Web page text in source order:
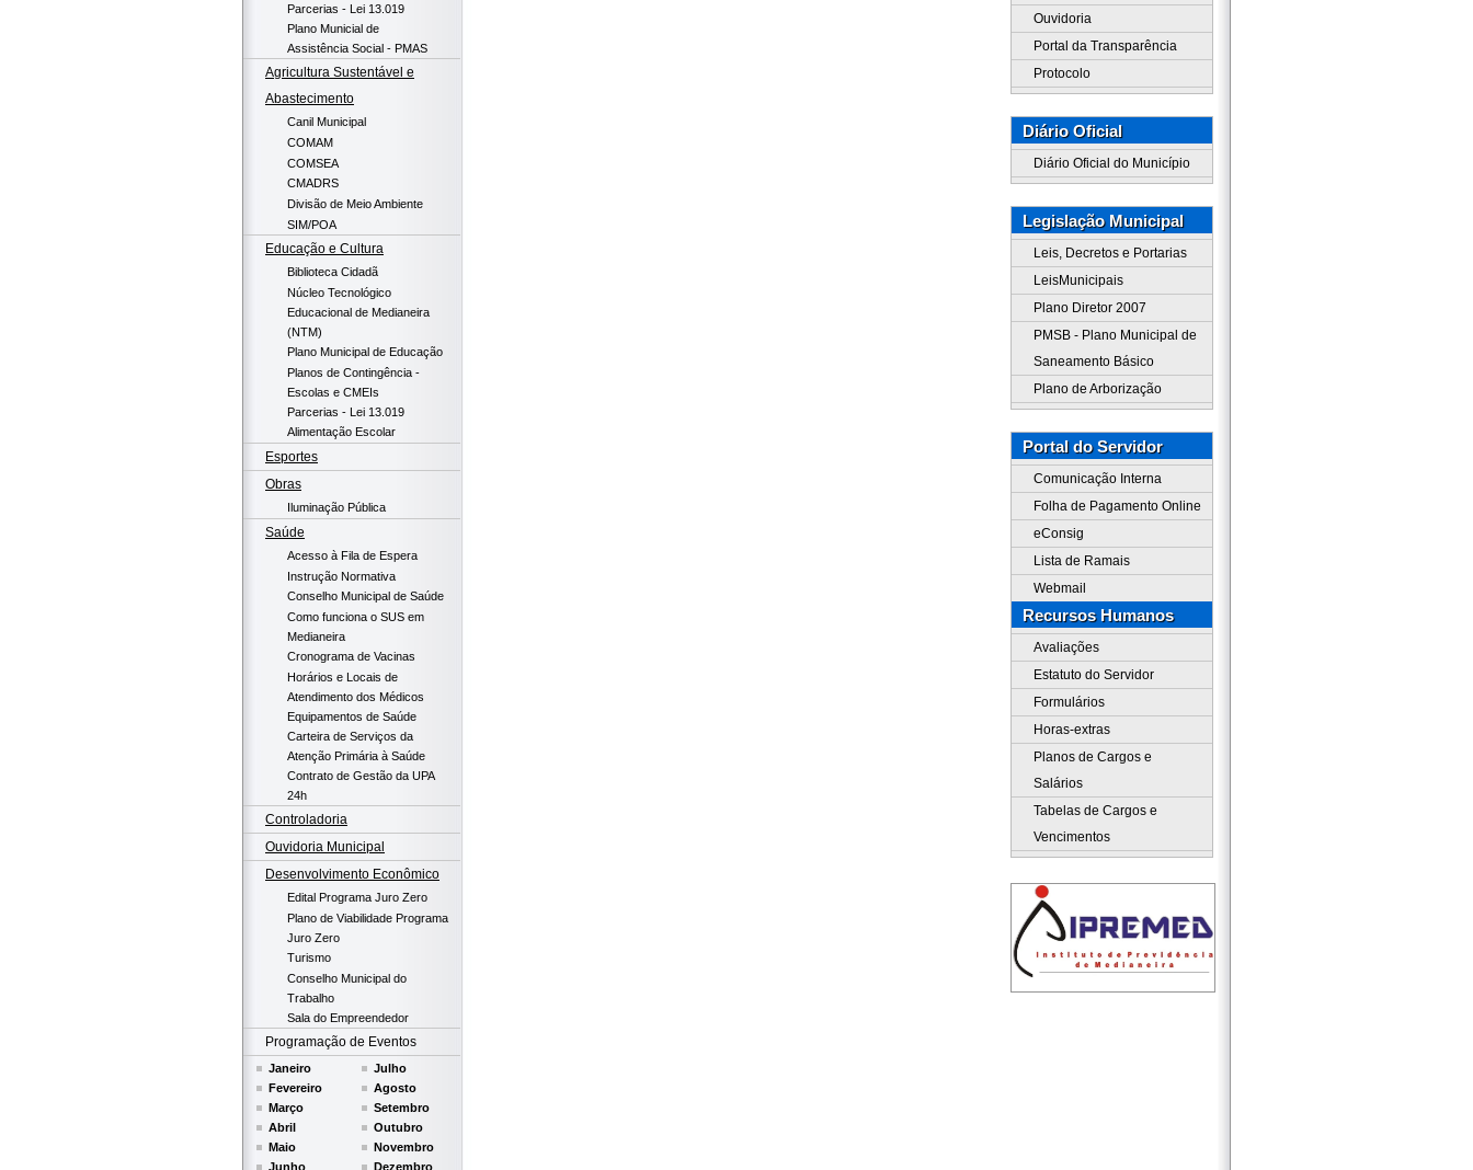
Parcerias - Lei 13.019
Plano Municial de
Assistência Social - PMAS
Agricultura Sustentável e
Abastecimento
Canil Municipal
COMAM
COMSEA
CMADRS
Divisão de Meio Ambiente
SIM/POA
Educação e Cultura
Biblioteca Cidadã
Núcleo Tecnológico
Educacional de Medianeira
(NTM)
Plano Municipal de Educação
Planos de Contingência -
Escolas e CMEIs
Parcerias - Lei 13.019
Alimentação Escolar
Esportes
Obras
Iluminação Pública
Saúde
Acesso à Fila de Espera
Instrução Normativa
Conselho Municipal de Saúde
Como funciona o SUS em
Medianeira
Cronograma de Vacinas
Horários e Locais de
Atendimento dos Médicos
Equipamentos de Saúde
Carteira de Serviços da
Atenção Primária à Saúde
Contrato de Gestão da UPA
24h
Controladoria
Ouvidoria Municipal
Desenvolvimento Econômico
Edital Programa Juro Zero
Plano de Viabilidade Programa
Juro Zero
Turismo
Conselho Municipal do
Trabalho
Sala do Empreendedor
Programação de Eventos
Janeiro
Fevereiro
Março
Abril
Maio
Junho
Julho
Agosto
Setembro
Outubro
Novembro
Dezembro
Ouvidoria
Portal da Transparência
Protocolo
Diário Oficial
Diário Oficial do Município
Legislação Municipal
Leis, Decretos e Portarias
LeisMunicipais
Plano Diretor 2007
PMSB - Plano Municipal de
Saneamento Básico
Plano de Arborização
Portal do Servidor
Comunicação Interna
Folha de Pagamento Online
eConsig
Lista de Ramais
Webmail
Recursos Humanos
Avaliações
Estatuto do Servidor
Formulários
Horas-extras
Planos de Cargos e
Salários
Tabelas de Cargos e
Vencimentos